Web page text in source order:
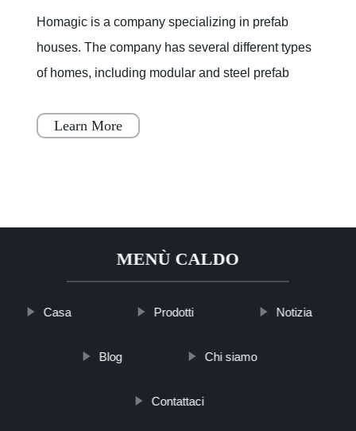
Homagic is a company specializing in prefab
houses. The company has several different types
of homes, including modular and steel prefab
simple, fast, and flex
Learn More
MENÙ CALDO
Casa Prodotti Notizia
Blog Chi siamo
Contattaci